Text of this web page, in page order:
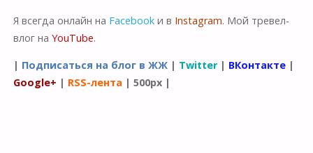
Я всегда онлайн на Facebookи в Instagram. Мой тревел-
влог на YouTube.
| Подписаться на блог в ЖЖ| Twitter| ВКонтакте|
Google+ | RSS-лента | 500px|